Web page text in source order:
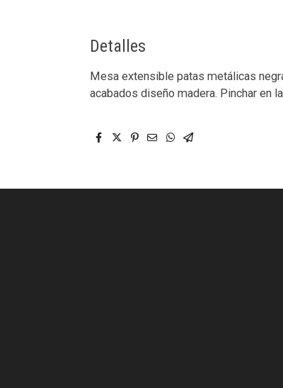
Detalles
Mesa extensible patas metálicas
acabados diseño madera. Pinchar en